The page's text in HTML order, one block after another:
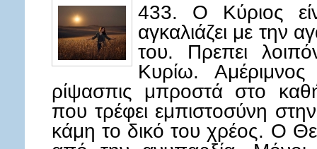
433. Ο Κύριος
αγκαλιάζει με την
του. Πρεπει
Κυρίω.
ρίψασπις μπροστά στο
που τρέφει εμπιστοσύνη
κάμη το δικό του χρέος. Ο